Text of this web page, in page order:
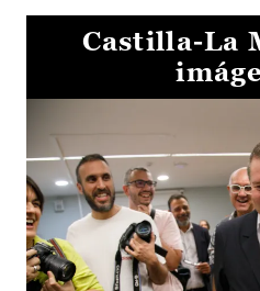
Castilla-La